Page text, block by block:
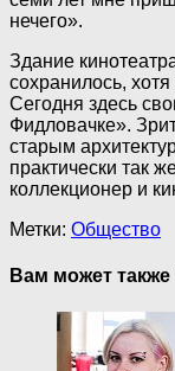
нечего».
Здание
сохранилось,
Сегодня здесь
Фидловачке».
старым
практически так
коллекционер и
Метки: Общество
Вам может